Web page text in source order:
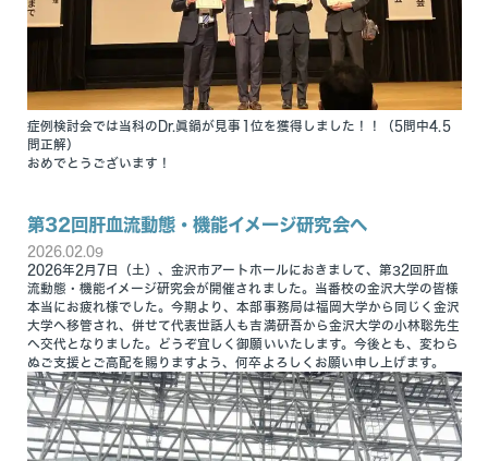
症例検討会では当科のDr.眞鍋が見事1位を獲得しました！！（5問中4.5
問正解）
おめでとうございます！
第32回肝血流動態・機能イメージ研究会へ
2026.02.09
2026年2月7日（土）、金沢市アートホールにおきまして、第32回肝血
流動態・機能イメージ研究会が開催されました。当番校の金沢大学の皆様
本当にお疲れ様でした。今期より、本部事務局は福岡大学から同じく金沢
大学へ移管され、併せて代表世話人も吉満研吾から金沢大学の小林聡先生
へ交代となりました。どうぞ宜しく御願いいたします。今後とも、変わら
ぬご支援とご高配を賜りますよう、何卒よろしくお願い申し上げます。